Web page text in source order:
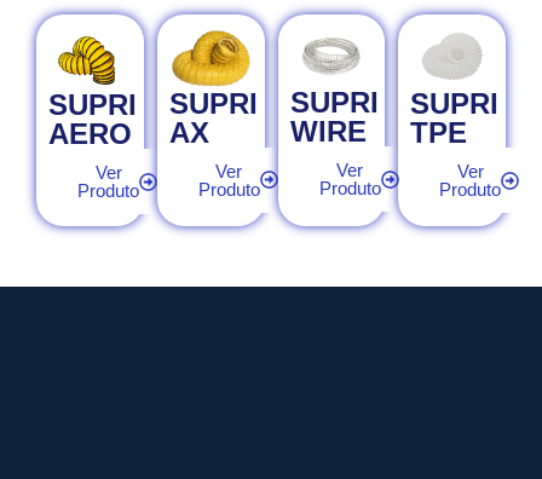
SUPRI
AERO
Ver
Produto
SUPRI
AX
Ver
Produto
SUPRI
WIRE
Ver
Produto
SUPRI
TPE
Ver
Produto